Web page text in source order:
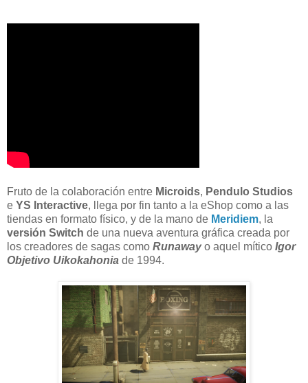
Fruto de la colaboración entre Microids, Pendulo Studios
e YS Interactive, llega por fin tanto a la eShop como a las
tiendas en formato físico, y de la mano de Meridiem, la
versión Switch de una nueva aventura gráfica creada por
los creadores de sagas como Runawayo aquel mítico Igor
Objetivo Uikokahonia de 1994.